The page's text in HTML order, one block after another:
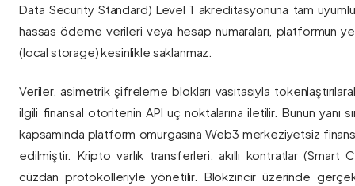
Data Security Standard) Level 1 akreditasyonuna tam
hassas ödeme verileri veya hesap numaraları, platformun
(local storage) kesinlikle saklanmaz.
Veriler, asimetrik şifreleme blokları vasıtasıyla
ilgili finansal otoritenin API uç noktalarına iletilir. Bunun yanı
kapsamında platform omurgasına Web3 merkeziyetsiz
edilmiştir. Kripto varlık transferleri, akıllı kontratlar (Smart
cüzdan protokolleriyle yönetilir. Blokzincir üzerinde